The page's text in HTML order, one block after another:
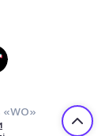
«WO»